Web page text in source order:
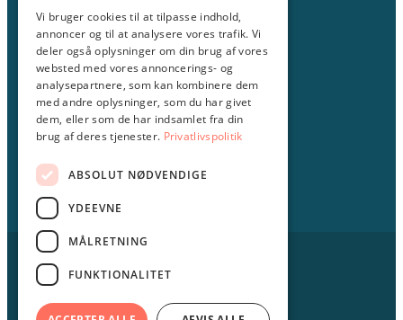
Amagerfælledvej 106
2300 København S
Telefon:30 205 225
E-mail:info@hverdagsai.dk
CVR: 43789023
© HverdagsAI 2026
Vi bruger cookies til at tilpasse indhold,
annoncer og til at analysere vores trafik. Vi
deler også oplysninger om din brug af vores
websted med vores annoncerings- og
analysepartnere, som kan kombinere dem
med andre oplysninger, som du har givet
dem, eller som de har indsamlet fra din
brug af deres tjenester. Privatlivspolitik
ABSOLUT NØDVENDIGE
YDEEVNE
MÅLRETNING
FUNKTIONALITET